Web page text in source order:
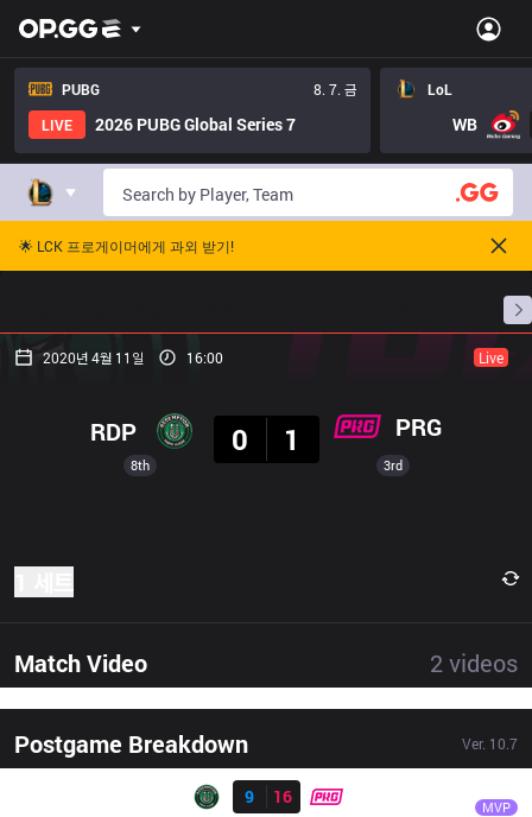
PUBG
8. 7. 금
LIVE
2026 PUBG Global Series 7
LoL
WB
🌟 LCK 프로게이머에게 과외 받기!
프로빌
2020년 4월 11일 16:00 Live
8th
RDP
0
1 PRG
3rd
Match Video 2 videos
Postgame Breakdown Ver. 10.7
9
16 MVP